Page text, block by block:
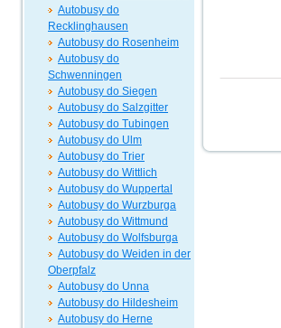
Autobusy do
Recklinghausen
Autobusy do Rosenheim
Autobusy do
Schwenningen
Autobusy do Siegen
Autobusy do Salzgitter
Autobusy do Tubingen
Autobusy do Ulm
Autobusy do Trier
Autobusy do Wittlich
Autobusy do Wuppertal
Autobusy do Wurzburga
Autobusy do Wittmund
Autobusy do Wolfsburga
Autobusy do Weiden in der
Oberpfalz
Autobusy do Unna
Autobusy do Hildesheim
Autobusy do Herne